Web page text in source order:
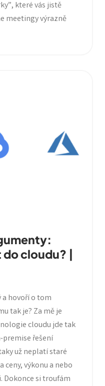
které vás jistě
meetingy výrazně
do cloudu? |
hovoří o tom
tak je? Za mě je
cloudu jde tak
premise řešení
už neplatí staré
výkonu a nebo
Dokonce si troufám